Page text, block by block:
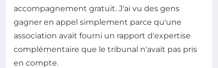
accompagnement gratuit. J'ai vu des gens
gagner en appel simplement parce qu'une
association avait fourni un rapport d'expertise
complémentaire que le tribunal n'avait pas pris
en compte.